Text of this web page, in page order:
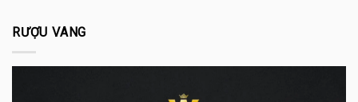
RƯỢU VANG